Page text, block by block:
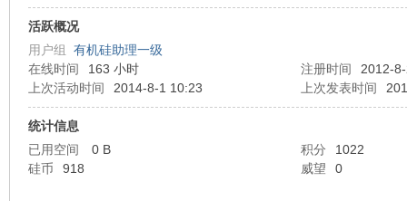
活跃概况
用户组 有机硅助理一级
在线时间
163 小时 注册时间
2012-
上次活动时间
2014-8-1 10:23 上次发表时间
统计信息
已用空间
0 B 积分
1022
硅币
918 威望 0